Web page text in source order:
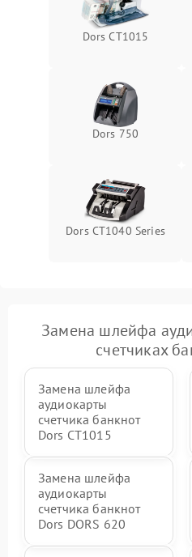
Поломка системы защиты
от замыкания
Dors CT1015
Dors 750
Dors CT1040 Series
Замена шлейфа
счетчиках
Замена шлейфа
аудиокарты
счетчика банкнот
Dors CT1015
Замена шлейфа
аудиокарты
счетчика банкнот
Dors DORS 620